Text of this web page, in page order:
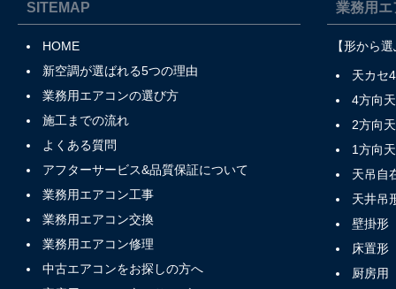
SITEMAP
HOME
新空調が選ばれる5つの理由
業務用エアコンの選び方
施工までの流れ
よくある質問
アフターサービス&品質保証について
業務用エアコン工事
業務用エアコン交換
業務用エアコン修理
中古エアコンをお探しの方へ
業務用エ
【形から
天カセ
4方向
2方向
1方向
天吊自
天井吊
壁掛形
床置形
厨房用